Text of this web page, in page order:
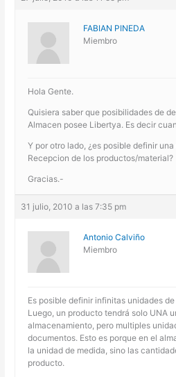
FABIAN PINEDA
Miembro
Hola Gente.
Quisiera saber que posibilidades de
Almacen posee Libertya. Es decir
Y por otro lado, ¿es posible definir
Recepcion de los productos/material?
Gracias.-
31 julio, 2010 a las 7:35 pm
Antonio Calviño
Miembro
Es posible definir infinitas unidades
Luego, un producto tendrá solo UNA
almacenamiento, pero multiples
documentos. Esto es porque en el
la unidad de medida, sino las
producto.